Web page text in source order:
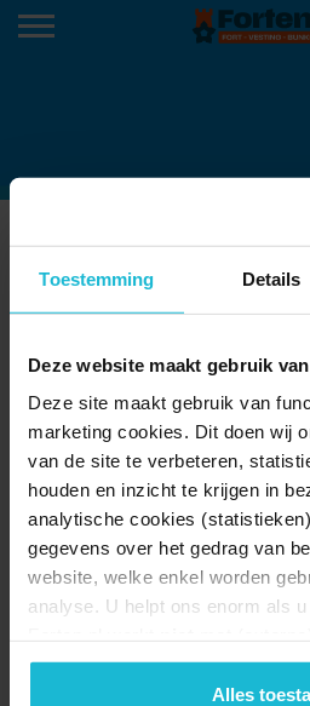
Toestemming Details
Deze website maakt gebruik
Deze site maakt gebruik van
marketing cookies. Dit doen wij
van de site te verbeteren,
houden en inzicht te krijgen in
analytische cookies
gegevens over het gedrag van
website, welke enkel worden
analyse. U helpt ons enorm als
geen commerciële doelstelling.
de knoppen accepteren, beheren
Alles
BOERTJENS –